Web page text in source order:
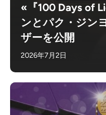
«『100 Days of
ンとパク・ジン
ザーを公開
2026年7月2日